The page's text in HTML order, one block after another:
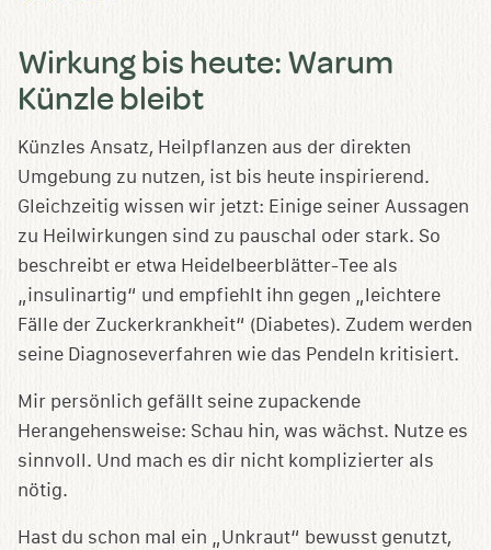
Wirkung bis heute: Warum
Künzle bleibt
Künzles Ansatz, Heilpflanzen aus der direkten
Umgebung zu nutzen, ist bis heute inspirierend.
Gleichzeitig wissen wir jetzt: Einige seiner Aussagen
zu Heilwirkungen sind zu pauschal oder stark. So
beschreibt er etwa Heidelbeerblätter-Tee als
„insulinartig“ und empfiehlt ihn gegen „leichtere
Fälle der Zuckerkrankheit“ (Diabetes). Zudem werden
seine Diagnoseverfahren wie das Pendeln kritisiert.
Mir persönlich gefällt seine zupackende
Herangehensweise: Schau hin, was wächst. Nutze es
sinnvoll. Und mach es dir nicht komplizierter als
nötig.
Hast du schon mal ein „Unkraut“ bewusst genutzt,